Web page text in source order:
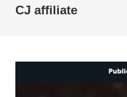
CJ affiliate